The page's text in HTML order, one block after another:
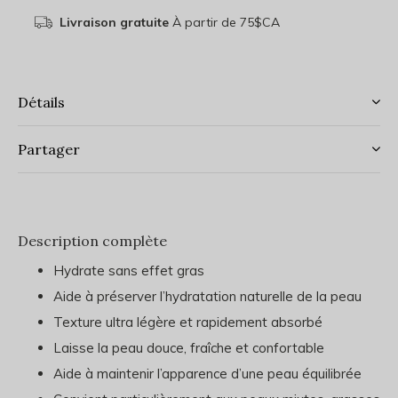
Livraison gratuiteÀ partir de 75$CA
Détails
Partager
Description complète
Hydrate sans effet gras
Aide à préserver l’hydratation naturelle de la peau
Texture ultra légère et rapidement absorbé
Laisse la peau douce, fraîche et confortable
Aide à maintenir l’apparence d’une peau équilibrée